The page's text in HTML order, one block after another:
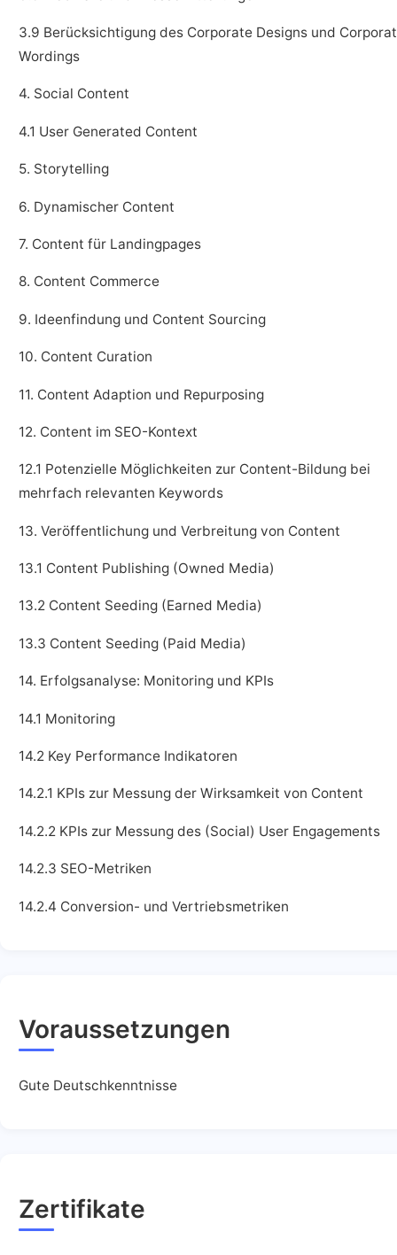
3.9 Berücksichtigung des Corporate Designs und
Wordings
4. Social Content
4.1 User Generated Content
5. Storytelling
6. Dynamischer Content
7. Content für Landingpages
8. Content Commerce
9. Ideenfindung und Content Sourcing
10. Content Curation
11. Content Adaption und Repurposing
12. Content im SEO-Kontext
12.1 Potenzielle Möglichkeiten zur Content-Bildung bei
mehrfach relevanten Keywords
13. Veröffentlichung und Verbreitung von Content
13.1 Content Publishing (Owned Media)
13.2 Content Seeding (Earned Media)
13.3 Content Seeding (Paid Media)
14. Erfolgsanalyse: Monitoring und KPIs
14.1 Monitoring
14.2 Key Performance Indikatoren
14.2.1 KPIs zur Messung der Wirksamkeit von Content
14.2.2 KPIs zur Messung des (Social) User Engagements
14.2.3 SEO-Metriken
14.2.4 Conversion- und Vertriebsmetriken
Voraussetzungen
Gute Deutschkenntnisse
Zertifikate